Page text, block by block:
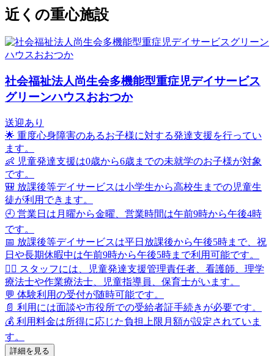
近くの重心施設
社会福祉法人尚生会多機能型重症児デイサービス
グリーンハウスおおつか
送迎あり
🌟 重度心身障害のあるお子様に対する発達支援を行ってい
ます。
👶 児童発達支援は0歳から6歳までの未就学のお子様が対象
です。
🎒 放課後等デイサービスは小学生から高校生までの児童生
徒が利用できます。
🕘 営業日は月曜から金曜、営業時間は午前9時から午後4時
です。
📅 放課後等デイサービスは平日放課後から午後5時まで、祝
日や長期休暇中は午前9時から午後5時まで利用可能です。
👩‍⚕️ スタッフには、児童発達支援管理責任者、看護師、理学
療法士や作業療法士、児童指導員、保育士がいます。
💬 体験利用の受付が随時可能です。
📄 利用には面談や市役所での受給者証手続きが必要です。
💰 利用料金は所得に応じた負担上限月額が設定されていま
す。
詳細を見る